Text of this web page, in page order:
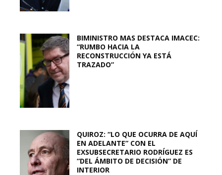
BIMINISTRO MAS DESTACA IMACEC:
“RUMBO HACIA LA
RECONSTRUCCIÓN YA ESTÁ
TRAZADO”
QUIROZ: “LO QUE OCURRA DE AQUÍ
EN ADELANTE” CON EL
EXSUBSECRETARIO RODRÍGUEZ ES
“DEL ÁMBITO DE DECISIÓN” DE
INTERIOR